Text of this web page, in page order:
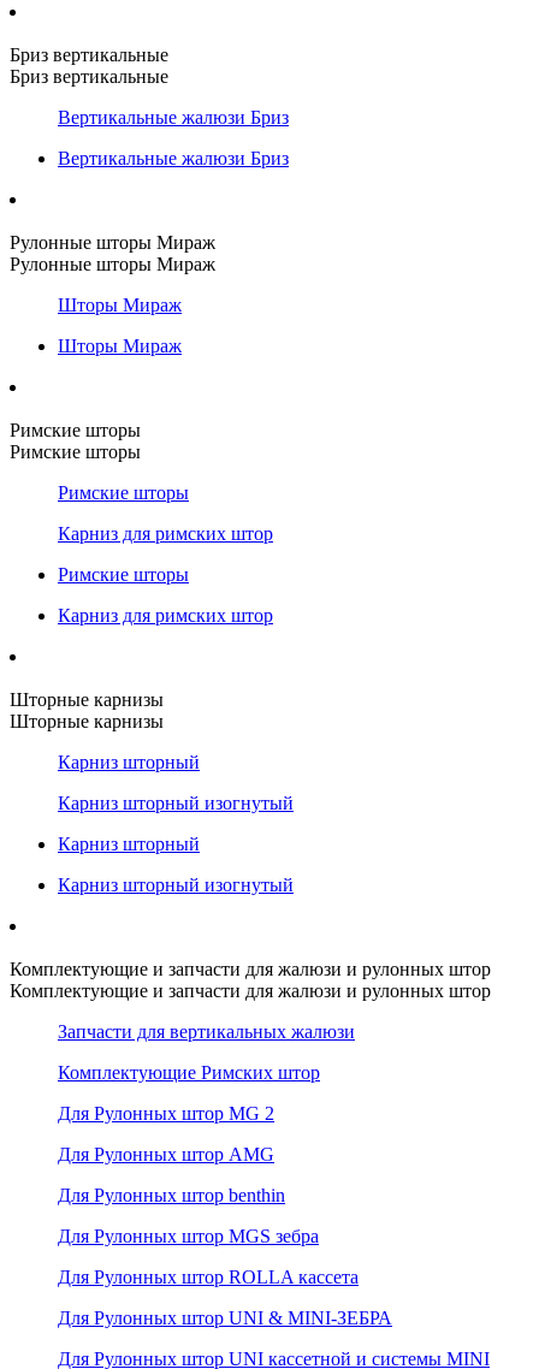
Бриз вертикальные
Бриз вертикальные
Вертикальные жалюзи Бриз
Вертикальные жалюзи Бриз
Рулонные шторы Мираж
Рулонные шторы Мираж
Шторы Мираж
Шторы Мираж
Римские шторы
Римские шторы
Римские шторы
Карниз для римских штор
Римские шторы
Карниз для римских штор
Шторные карнизы
Шторные карнизы
Карниз шторный
Карниз шторный изогнутый
Карниз шторный
Карниз шторный изогнутый
Комплектующие и запчасти для жалюзи и рулонных штор
Комплектующие и запчасти для жалюзи и рулонных штор
Запчасти для вертикальных жалюзи
Комплектующие Римских штор
Для Рулонных штор MG 2
Для Рулонных штор AMG
Для Рулонных штор benthin
Для Рулонных штор MGS зебра
Для Рулонных штор ROLLA кассета
Для Рулонных штор UNI & MINI-ЗЕБРА
Для Рулонных штор UNI кассетной и системы MINI